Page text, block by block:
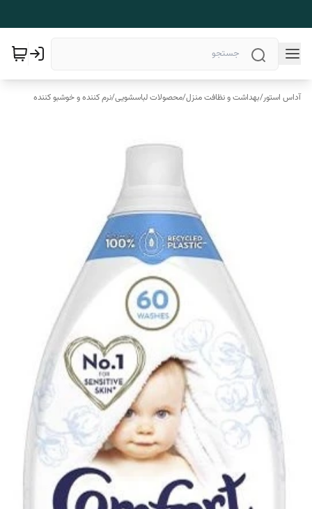
آداس استور/بهداشت و نظافت منزل/محصولات لباسشویی/نرم کننده و خوشبو کننده